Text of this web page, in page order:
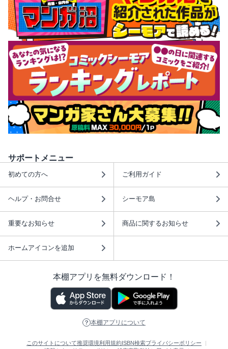
サポートメニュー
初めての方へ ご利用ガイド
ヘルプ・お問合せ シーモア島
重要なお知らせ 商品に関するお知らせ
ホームアイコンを追加
本棚アプリを無料ダウンロード！
本棚アプリについて
このサイトについて推奨環境利用規約ISBN検索プライバシーポリシー